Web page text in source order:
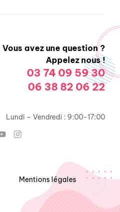
Vous avez une question ?
Appelez nous !
03 74 09 59 30
06 38 82 06 22
Lundi – Vendredi : 9:00-17:00
Mentions légales